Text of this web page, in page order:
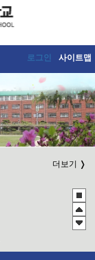
로그인 사이트맵
더보기